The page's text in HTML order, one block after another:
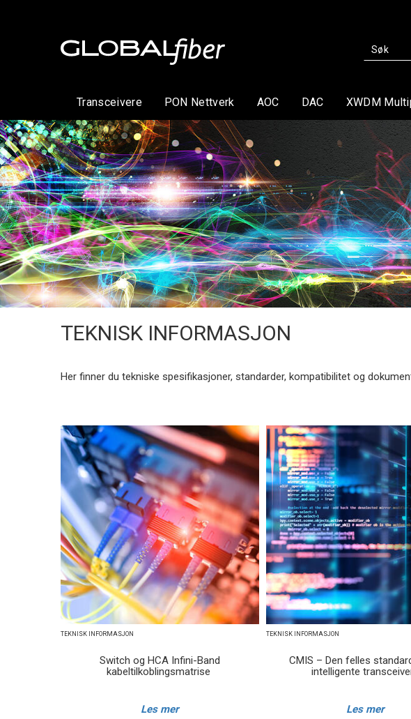
Transceivere PON Nettverk AOC DAC XWDM
TEKNISK INFORMASJON
Her finner du tekniske spesifikasjoner, standarder, kompatibilitet og
TEKNISK INFORMASJON
Switch og HCA Infini-Band
kabeltilkoblingsmatrise
Les mer
TEKNISK INFORMASJON
CMIS – Den felles
intelligente
Les mer